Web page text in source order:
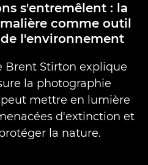
s'entremêlent : la
comme outil
l'environnement
Brent Stirton explique
la photographie
mettre en lumière
d'extinction et
la nature.